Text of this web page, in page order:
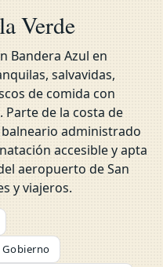
Verde
Bandera Azul en
salvavidas,
de comida con
de la costa de
administrado
accesible y apta
aeropuerto de San
y viajeros.